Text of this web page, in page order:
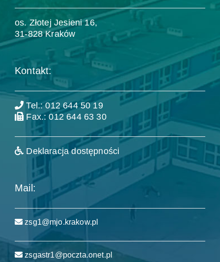
os. Złotej Jesieni 16,
31-828 Kraków
Kontakt:
Tel.: 012 644 50 19
Fax.: 012 644 63 30
Deklaracja dostępności
Mail:
zsg1@mjo.krakow.pl
zsgastr1@poczta.onet.pl